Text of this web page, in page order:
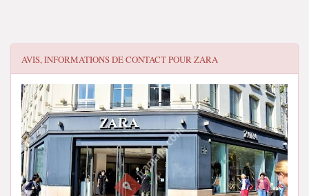
AVIS, INFORMATIONS DE CONTACT POURZARA